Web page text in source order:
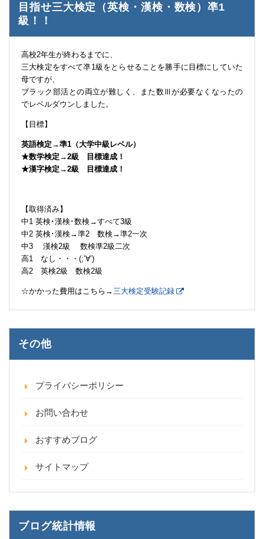
目指せ三大検定（英検・漢検・数検）凖1
級！！
高校2年生が終わるまでに、
三大検定をすべて凖1級をとらせることを勝手に目標にしていた
母ですが、
ブラック部活との両立が難しく、また数Ⅲが必要なくなったの
でレベルダウンしました。
【目標】
英語検定→準1（大学中級レベル）
★数学検定→2級 目標達成！
★漢字検定→2級 目標達成！
【取得済み】
中1 英検･漢検･数検→すべて3級
中2 英検･漢検→準2 数検→準2一次
中3 漢検2級 数検準2級二次
高1 なし・・・(;’∀’)
高2 英検2級 数検2級
☆かかった費用はこちら→ 三大検定受験記録
その他
プライバシーポリシー
お問い合わせ
おすすめブログ
サイトマップ
ブログ統計情報